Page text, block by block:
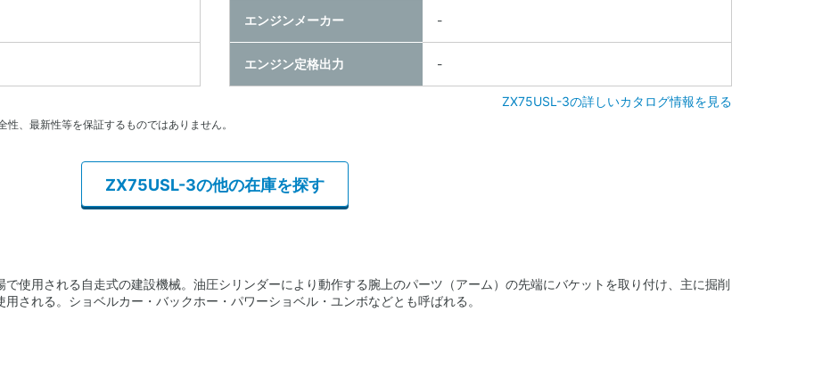
エンジンメーカー -
エンジン定格出力 -
ZX75USL-3の詳しいカタログ情報を見る
、最新性等を保証するものではありません。
ZX75USL-3の他の在庫を探す
で使用される自走式の建設機械。油圧シリンダーにより動作する腕上のパーツ（アーム）の先端にバケットを取り付け、主に掘削
される。ショベルカー・バックホー・パワーショベル・ユンボなどとも呼ばれる。